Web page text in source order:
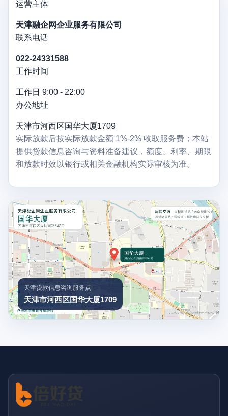
运营主体
天津融企网企业服务有限公司
联系电话
022-24331588
工作时间
工作日 9:00 - 22:00
办公地址
天津市河西区国华大厦1709
实际放款后按实际放款金额 1%-2% 收取服务费；本站
提供贷款信息咨询与资料准备建议，额度、利率、期限
和放款时效以银行或相关金融机构实际审核为准。
天津贷款信息咨询服务点
天津市河西区国华大厦1709